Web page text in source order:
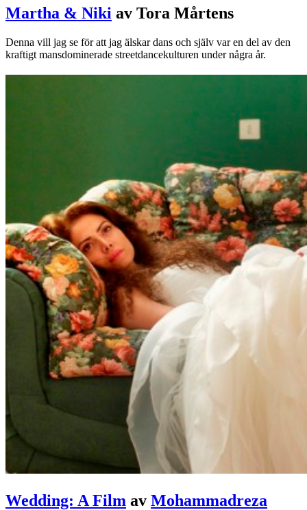
Martha & Niki av Tora Mårtens
Denna vill jag se för att jag älskar dans och själv var en del av den
kraftigt mansdominerade streetdancekulturen under några år.
Wedding: A Film av Mohammadreza